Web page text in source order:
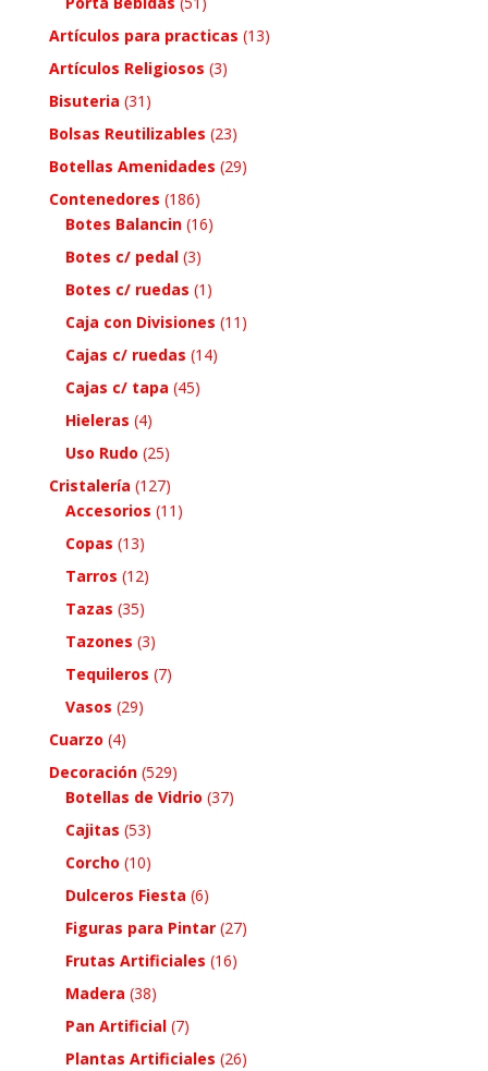
Artículos para practicas (13)
Artículos Religiosos (3)
Bisuteria (31)
Bolsas Reutilizables (23)
Botellas Amenidades (29)
Contenedores (186)
Botes Balancin (16)
Botes c/ pedal (3)
Botes c/ ruedas (1)
Caja con Divisiones (11)
Cajas c/ ruedas (14)
Cajas c/ tapa (45)
Hieleras (4)
Uso Rudo (25)
Cristalería (127)
Accesorios (11)
Copas (13)
Tarros (12)
Tazas (35)
Tazones (3)
Tequileros (7)
Vasos (29)
Cuarzo (4)
Decoración (529)
Botellas de Vidrio (37)
Cajitas (53)
Corcho (10)
Dulceros Fiesta (6)
Figuras para Pintar (27)
Frutas Artificiales (16)
Madera (38)
Pan Artificial (7)
Plantas Artificiales (26)